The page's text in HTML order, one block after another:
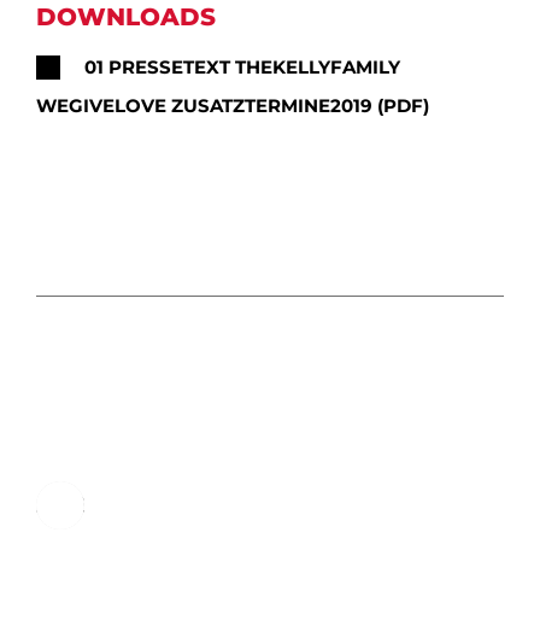
DOWNLOADS
01 PRESSETEXT THEKELLYFAMILY
WEGIVELOVE ZUSATZTERMINE2019 (PDF)
ALLE MITTEILUNGEN IM BLICK